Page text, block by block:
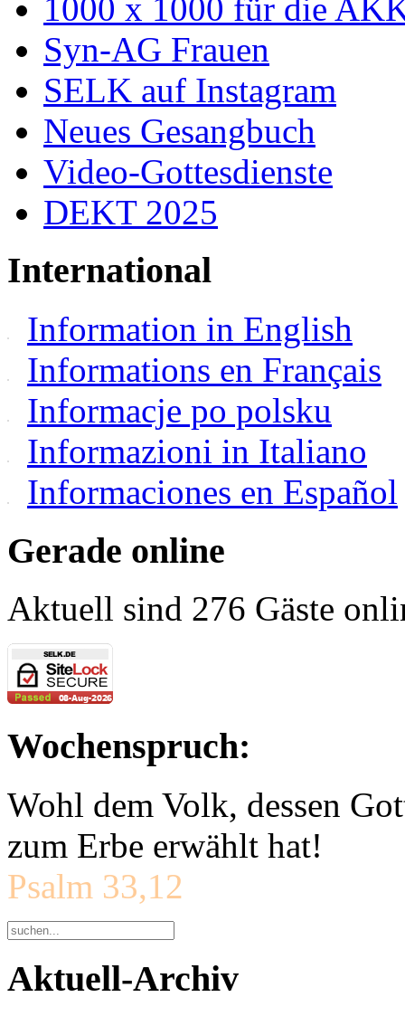
1000 x 1000 für die
Syn-AG Frauen
SELK auf Instagram
Neues Gesangbuch
Video-Gottesdienste
DEKT 2025
International
Information in English
Informations en Français
Informacje po polsku
Informazioni in Italiano
Informaciones en Español
Gerade online
Aktuell sind 276 Gäste
Wochenspruch:
Wohl dem Volk, dessen
zum Erbe erwählt hat!
Psalm 33,12
Aktuell-Archiv